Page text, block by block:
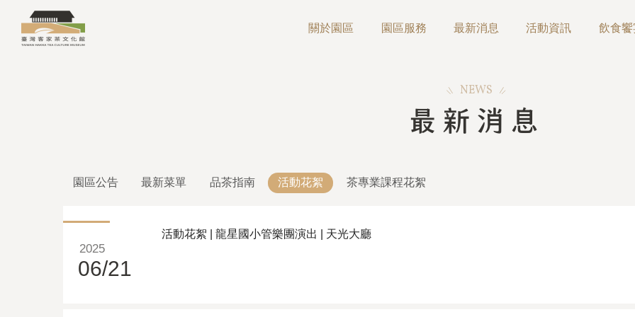
關於園區 園區服務 最新消息 活動資訊 飲食饗
NEWS
最新消息
園區公告 最新菜單 品茶指南 活動花絮 茶專業課程花絮
2025
06/21
活動花絮 | 龍星國小管樂團演出 | 天光大廳